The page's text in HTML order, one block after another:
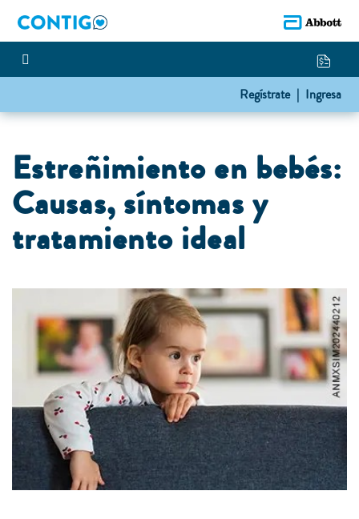
Regístrate | Ingresa
Estreñimiento en bebés:
Causas, síntomas y
tratamiento ideal